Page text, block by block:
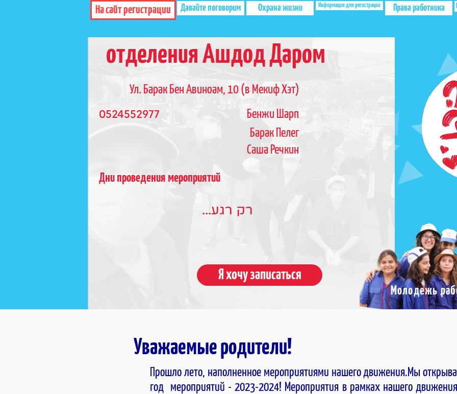
Давайте поговорим Охрана жизни Права работника
Информация для регистрации
На сайт регистрации
отделения Ашдод Даром
Дни проведения мероприятий
רק רגע...
Я хочу записаться
Молодежь
Ул. Барак Бен Авиноам, 10 (в Мекиф Хэт)
0524552977
Бенжи Шарп
Барак Пелег
Саша Речкин
Уважаемые родители!
Прошло лето, наполненное мероприятиями нашего движения.Мы
год мероприятий - 2023-2024! Мероприятия в рамках нашего